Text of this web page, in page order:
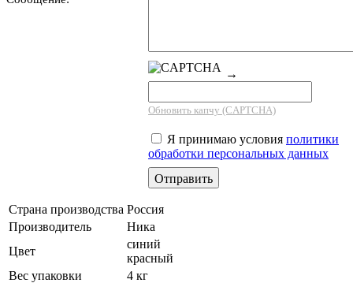
→
Обновить капчу (CAPTCHA)
Я принимаю условия политики
обработки персональных данных
Страна производства Россия
Производитель
Ника
Цвет
синий
красный
Вес упаковки
4 кг